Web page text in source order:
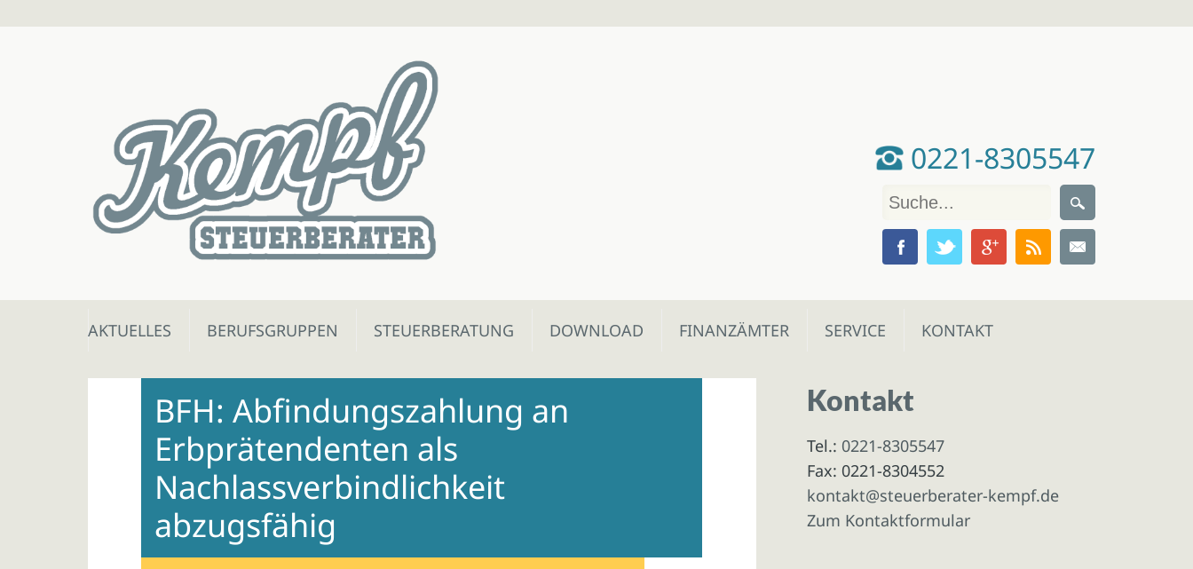
0221-8305547
Skip
AKTUELLES BERUFSGRUPPEN STEUERBERATUNG DOWNLOAD FINANZÄMTER SERVICE KONTAKT
BFH: Abfindungszahlung an
Erbprätendenten als
Nachlassverbindlichkeit
abzugsfähig
Kontakt
Tel.: 0221-8305547
Fax: 0221-8304552
kontakt@steuerberater-kempf.de
Zum Kontaktformular